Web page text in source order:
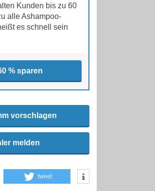
Kunden bis zu 60
alle Ashampoo-
es schnell sein
% sparen
vorschlagen
melden
tweet